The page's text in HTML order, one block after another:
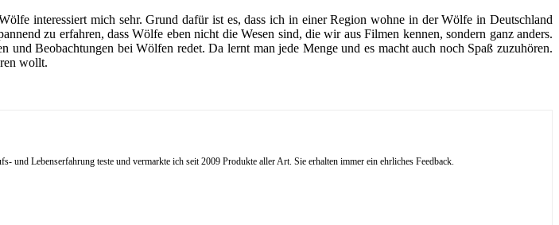
interessiert mich sehr. Grund dafür ist es, dass ich in einer Region wohne in der Wölfe in Deutschland
zu erfahren, dass Wölfe eben nicht die Wesen sind, die wir aus Filmen kennen, sondern ganz anders.
Beobachtungen bei Wölfen redet. Da lernt man jede Menge und es macht auch noch Spaß zuzuhören.
wollt.
Lebenserfahrung teste und vermarkte ich seit 2009 Produkte aller Art. Sie erhalten immer ein ehrliches Feedback.